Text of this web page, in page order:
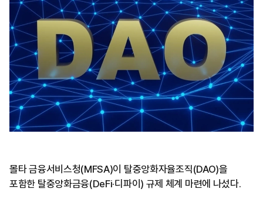
몰타 금융서비스청(MFSA)이 탈중앙화자율조직(DAO)을
포함한 탈중앙화금융(DeFi·디파이) 규제 체계 마련에 나섰다.